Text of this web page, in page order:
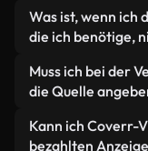
KI-generierten
beschriftet,
verwenden.
Nicht, wenn Sie
wählen. Wir
wurden – so
gleichzeitig die
Kennzahlen wie
Was ist, wenn ich
die ich benötige,
Mit Coverr AI
Handumdrehen
bei
Muss ich bei der
die Quelle
Eine
Videos in
Kann ich Coverr-
bezahlten